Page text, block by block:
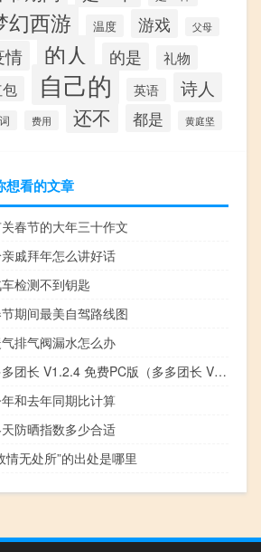
幻西游 温度 游戏 父母
情 的人 的是 礼物
自己的 英语 诗人
费用 还不 都是 黄庭坚
想看的文章
春节的大年三十作文
戚拜年怎么讲好话
检测不到钥匙
期间最美自驾路线图
排气阀漏水怎么办
多多团长 V1.2.4 免费PC版（多多团长 V1.2.4 免费PC版功能简介）
和去年同期比计算
防晒指数多少合适
情无处所”的出处是哪里